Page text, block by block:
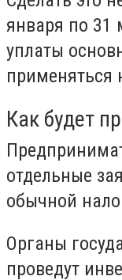
января по 31
уплаты
применяться
Как будет
отдельные
обычной
Органы
проведут